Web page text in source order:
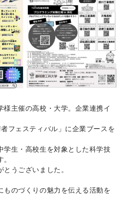
様主催の高校・大学。企業連携イ
フェスティバル」に企業ブースを
学生・高校生を対象とした科学技
うございました。
ものづくりの魅力を伝える活動を